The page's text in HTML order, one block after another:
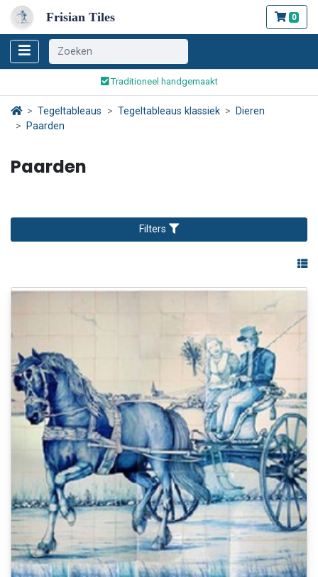
Frisian Tiles 0
Veilig bestellen en betalen
Wereldwijde verzending
Tegeltableaus Tegeltableaus klassiek
Dieren
Paarden
Paarden
Filters